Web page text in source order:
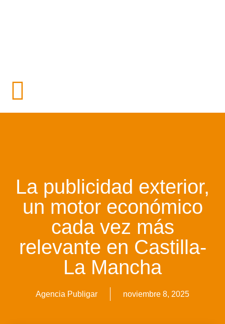
La publicidad exterior,
un motor económico
cada vez más
relevante en Castilla-
La Mancha
Agencia Publigar noviembre 8, 2025